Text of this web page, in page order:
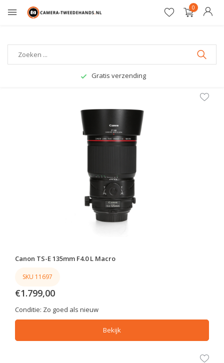
0
Gratis verzending
Canon TS-E 135mm F4.0 L Macro
SKU 11697
€1.799,00
Conditie: Zo goed als nieuw
Bekijk